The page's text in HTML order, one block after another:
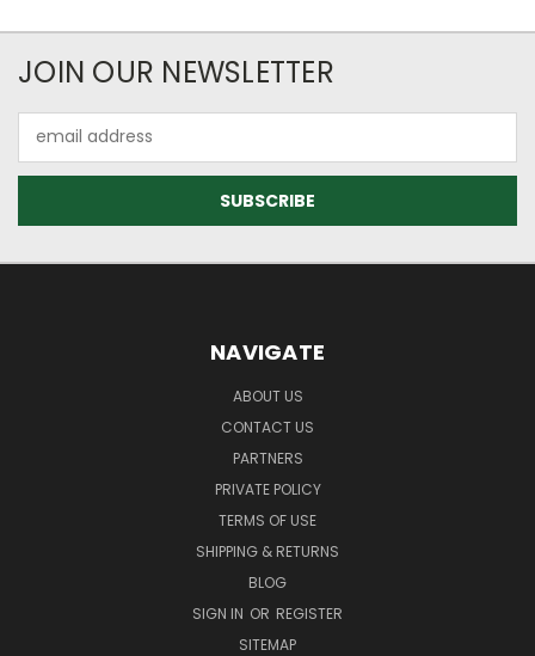
JOIN OUR NEWSLETTER
Address
NAVIGATE
ABOUT US
CONTACT US
PARTNERS
PRIVATE POLICY
TERMS OF USE
SHIPPING & RETURNS
BLOG
SIGN IN OR REGISTER
SITEMAP